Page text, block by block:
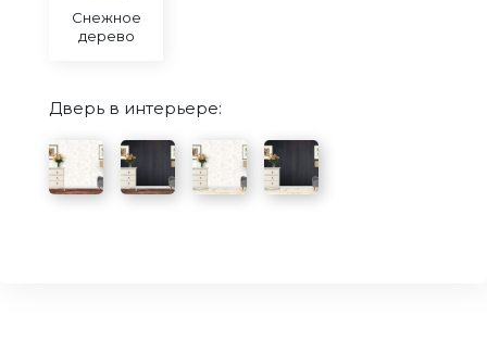
Снежное
дерево
Дверь в интерьере: